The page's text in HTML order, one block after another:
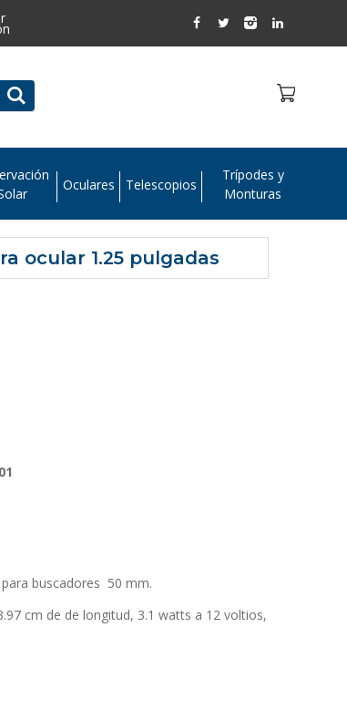
Oculares Telescopios
Trípodes y
Monturas
ocular 1.25 pulgadas
buscadores 50 mm.
cm de de longitud, 3.1 watts a 12 voltios,